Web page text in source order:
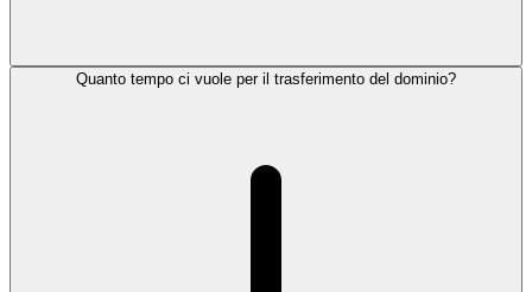
Quanto tempo ci vuole per il trasferimento del dominio?